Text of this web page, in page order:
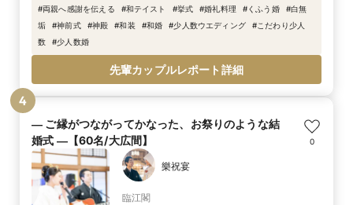
#両親へ感謝を伝える #和テイスト #挙式 #婚礼料理 #くふう婚 #白無
垢
#神前式 #神殿 #和装 #和婚 #少人数ウエディング #こだわり少人
数
#少人数婚
先輩カップルレポート詳細
4
― ご縁がつながってかなった、お祭りのような結
婚式 ―【60名/大広間】
0
樂祝宴
臨江閣